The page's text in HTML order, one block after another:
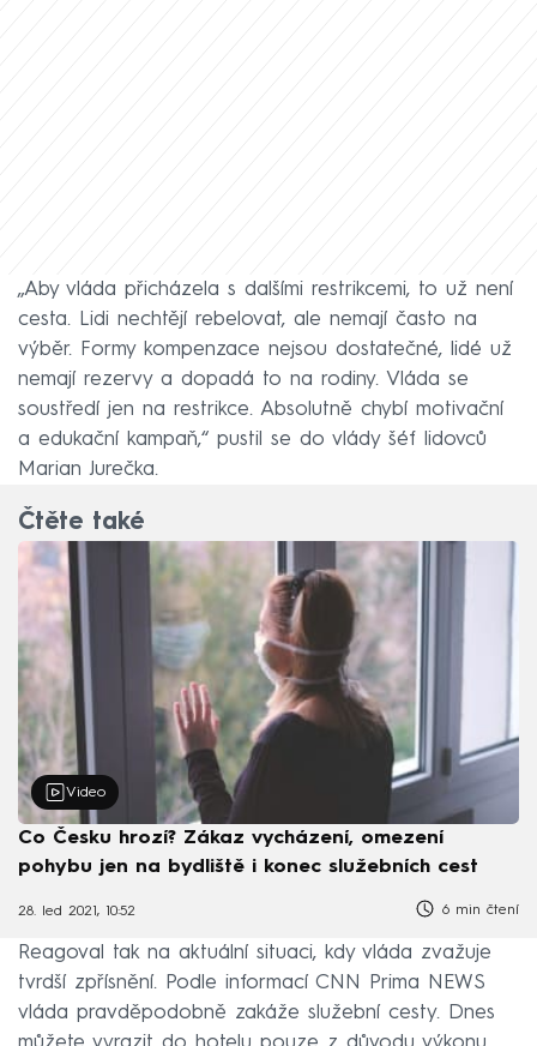
„Aby vláda přicházela s dalšími restrikcemi, to už není
cesta. Lidi nechtějí rebelovat, ale nemají často na
výběr. Formy kompenzace nejsou dostatečné, lidé už
nemají rezervy a dopadá to na rodiny. Vláda se
soustředí jen na restrikce. Absolutně chybí motivační
a edukační kampaň,“ pustil se do vlády šéf lidovců
Marian Jurečka.
Čtěte také
Video
Co Česku hrozí? Zákaz vycházení, omezení
pohybu jen na bydliště i konec služebních cest
28. led 2021, 10:52 6 min čtení
Reagoval tak na aktuální situaci, kdy vláda zvažuje
tvrdší zpřísnění. Podle informací CNN Prima NEWS
vláda pravděpodobně zakáže služební cesty. Dnes